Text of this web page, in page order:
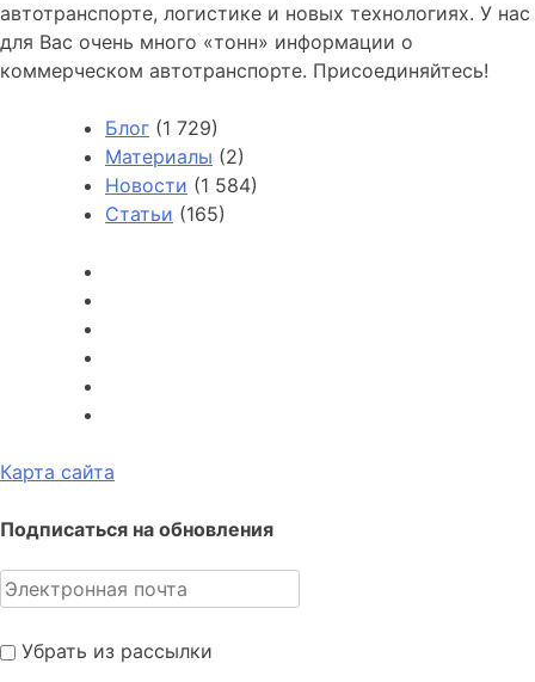
автотранспорте, логистике и новых технологиях. У нас
для Вас очень много «тонн» информации о
коммерческом автотранспорте. Присоединяйтесь!
Блог (1 729)
Материалы (2)
Новости (1 584)
Статьи (165)
Карта сайта
Подписаться на обновления
Убрать из рассылки